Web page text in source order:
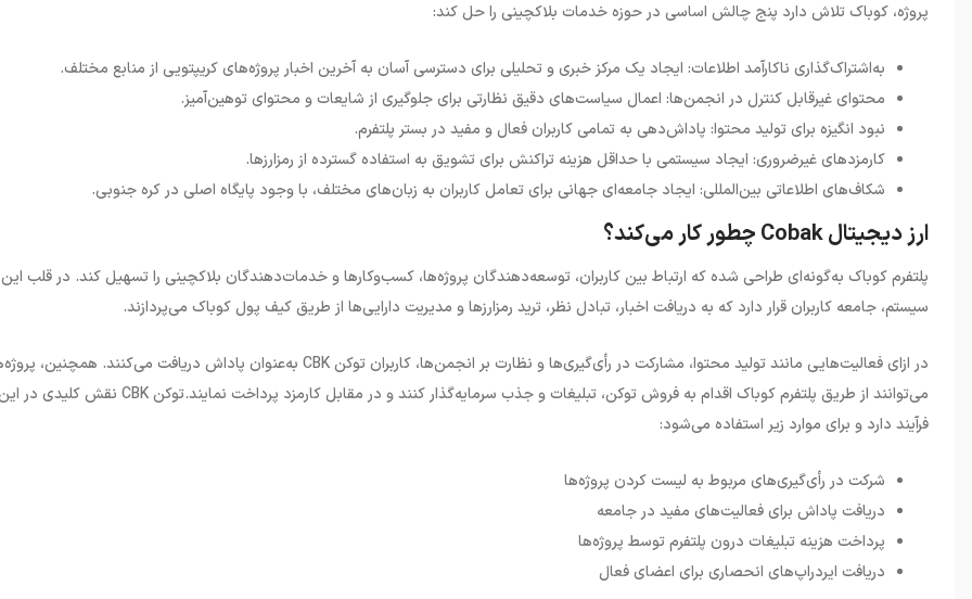
پروژه، کوباک تلاش دارد پنج چالش اساسی در حوزه خدمات بلاکچینی را حل کند:
به‌اشتراک‌گذاری ناکارآمد اطلاعات: ایجاد یک مرکز خبری و تحلیلی برای دسترسی آسان به آخرین اخبار پروژه‌های کریپتویی از منابع مختلف.
محتوای غیرقابل کنترل در انجمن‌ها: اعمال سیاست‌های دقیق نظارتی برای جلوگیری از شایعات و محتوای توهین‌آمیز.
نبود انگیزه برای تولید محتوا: پاداش‌دهی به تمامی کاربران فعال و مفید در بستر پلتفرم.
کارمزدهای غیرضروری: ایجاد سیستمی با حداقل هزینه تراکنش برای تشویق به استفاده گسترده از رمزارزها.
شکاف‌های اطلاعاتی بین‌المللی: ایجاد جامعه‌ای جهانی برای تعامل کاربران به زبان‌های مختلف، با وجود پایگاه اصلی در کره جنوبی.
ارز دیجیتال Cobak چطور کار می‌کند؟
پلتفرم کوباک به‌گونه‌ای طراحی شده که ارتباط بین کاربران، توسعه‌دهندگان پروژه‌ها، کسب‌وکارها و خدمات‌دهندگان بلاکچینی را تسهیل کند. در قلب این
سیستم، جامعه کاربران قرار دارد که به دریافت اخبار، تبادل نظر، ترید رمزارزها و مدیریت دارایی‌ها از طریق کیف پول کوباک می‌پردازند.
در ازای فعالیت‌هایی مانند تولید محتوا، مشارکت در رأی‌گیری‌ها و نظارت بر انجمن‌ها، کاربران توکن
به‌عنوان پاداش دریافت می‌کنند. همچنین،
می‌توانند از طریق پلتفرم کوباک اقدام به فروش توکن، تبلیغات و جذب سرمایه‌گذار کنند و در مقابل کارمزد پرداخت نمایند.توکن
نقش کلیدی در
فرآیند دارد و برای موارد زیر استفاده می‌شود:
شرکت در رأی‌گیری‌های مربوط به لیست کردن پروژه‌ها
دریافت پاداش برای فعالیت‌های مفید در جامعه
پرداخت هزینه تبلیغات درون پلتفرم توسط پروژه‌ها
دریافت ایردراپ‌های انحصاری برای اعضای فعال